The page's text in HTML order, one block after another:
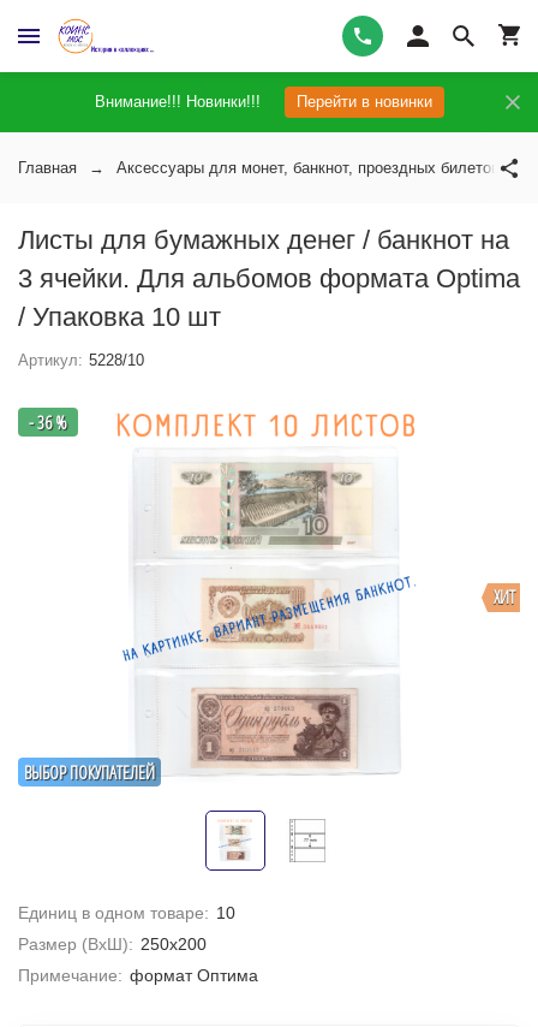
Внимание!!! Новинки!!! Перейти в новинки
Главная Аксессуары для монет, банкнот, проездных билетов
Листы для бумажных денег / банкнот на
3 ячейки. Для альбомов формата Optima
/ Упаковка 10 шт
Артикул: 5228/10
ВЫБОР ПОКУПАТЕЛЕЙ
ХИТ
- 36 %
Единиц в одном товаре: 10
Размер (ВхШ): 250х200
Примечание: формат Оптима